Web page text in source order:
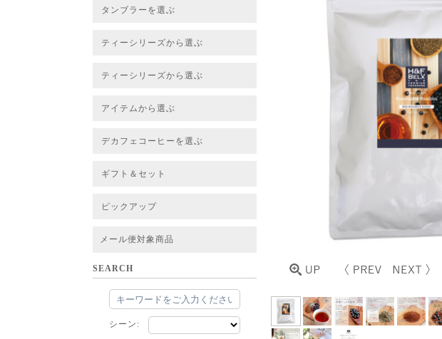
タンブラーを選ぶ
ティーシリーズから選ぶ
ティーシリーズから選ぶ
アイテムから選ぶ
デカフェコーヒーを選ぶ
ギフト＆セット
ピックアップ
メール便対象商品
SEARCH
シーン: